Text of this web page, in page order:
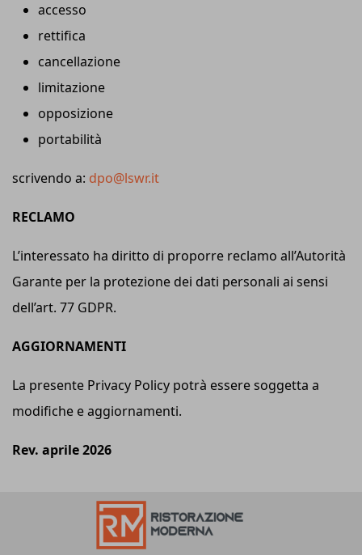
accesso
rettifica
cancellazione
limitazione
opposizione
portabilità
scrivendo a: dpo@lswr.it
RECLAMO
L’interessato ha diritto di proporre reclamo all’Autorità
Garante per la protezione dei dati personali ai sensi
dell’art. 77 GDPR.
AGGIORNAMENTI
La presente Privacy Policy potrà essere soggetta a
modifiche e aggiornamenti.
Rev. aprile 2026